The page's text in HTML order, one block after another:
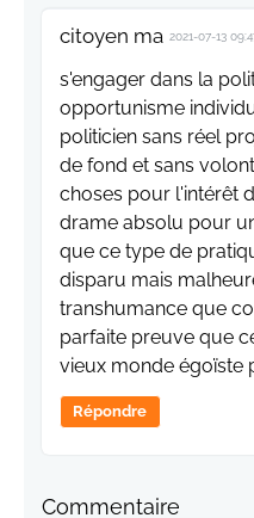
citoyen ma 2021-07-13
s'engager dans la
opportunisme
politicien sans réel
de fond et sans
choses pour l'intérêt
drame absolu pour
que ce type de
disparu mais
transhumance que
parfaite preuve que
vieux monde égoïste
Répondre
Commentaire